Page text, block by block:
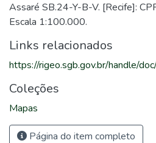
Assaré SB.24-Y-B-V. [Recife]:
Escala 1:100.000.
Links relacionados
https://rigeo.sgb.gov.br/handle/
Coleções
Mapas
Página do item completo